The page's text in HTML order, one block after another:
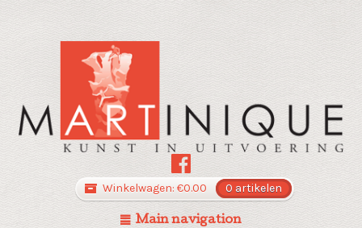
Winkelwagen: €0.00 0 artikelen
Main navigation